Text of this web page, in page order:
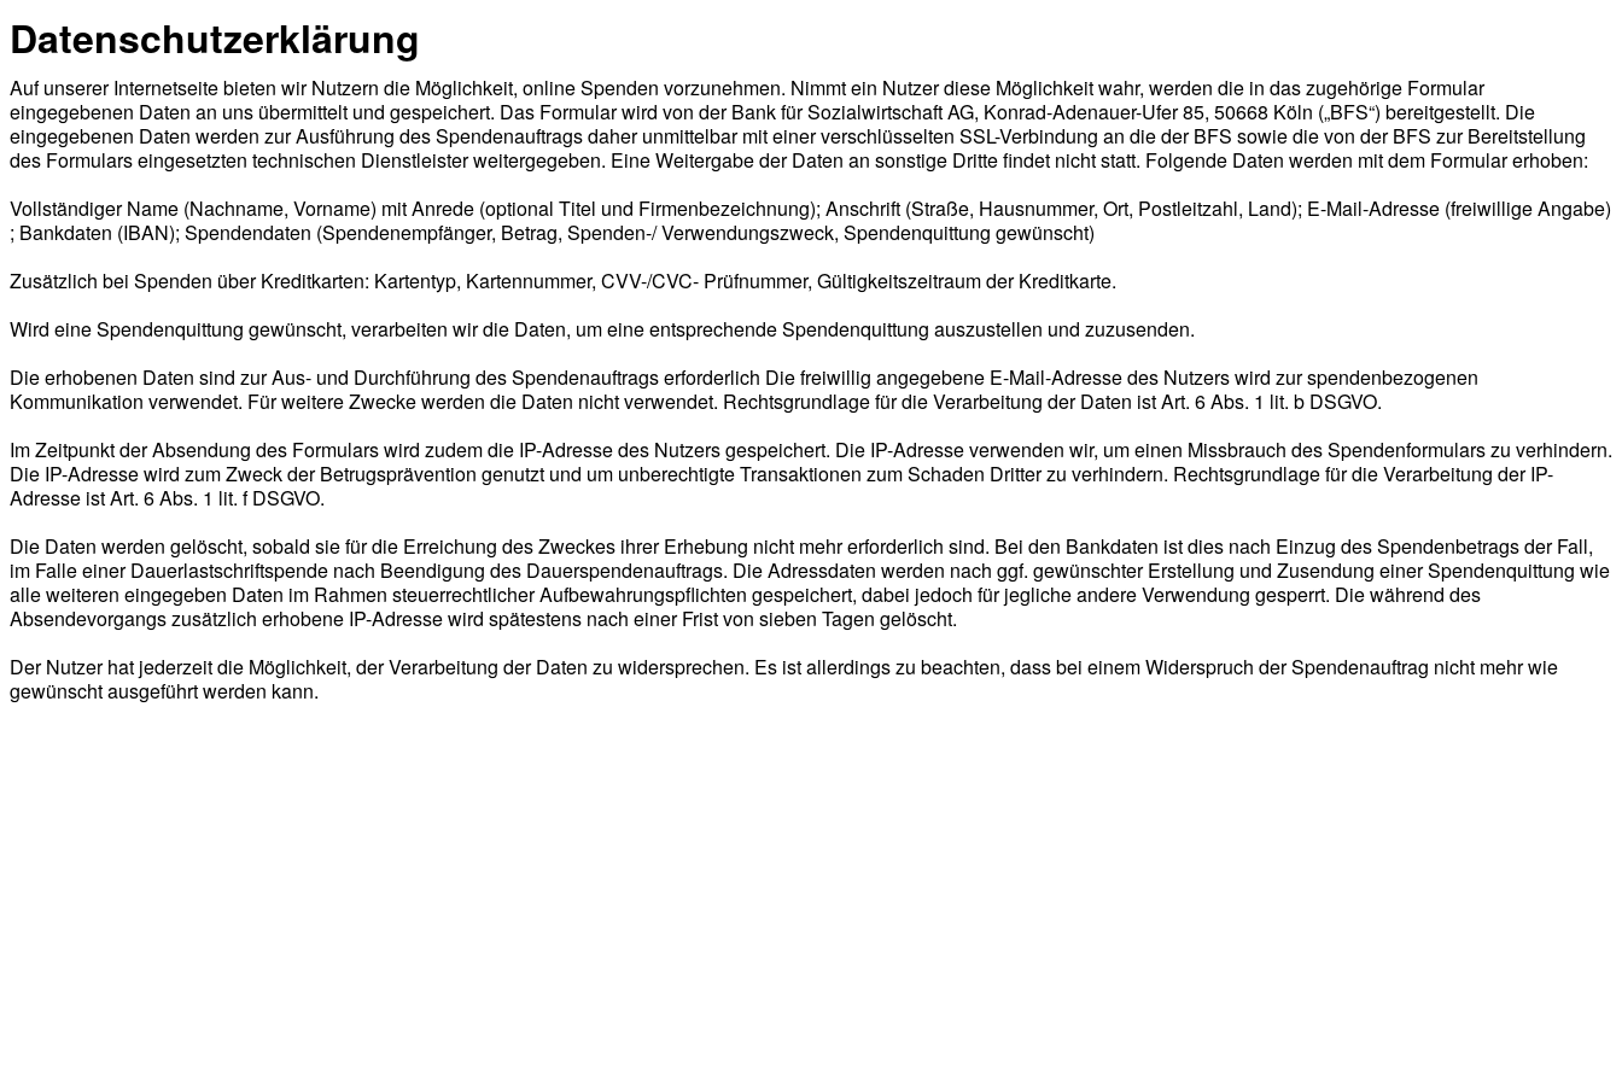
Datenschutzerklärung
Auf unserer Internetseite bieten wir Nutzern die Möglichkeit, online Spenden vorzunehmen. Nimmt ein Nutzer diese Möglichkeit wahr, werden die in das zugehörige Formular
eingegebenen Daten an uns übermittelt und gespeichert. Das Formular wird von der Bank für Sozialwirtschaft AG, Konrad-Adenauer-Ufer 85, 50668 Köln („BFS“) bereitgestellt. Die
eingegebenen Daten werden zur Ausführung des Spendenauftrags daher unmittelbar mit einer verschlüsselten SSL-Verbindung an die der BFS sowie die von der BFS zur Bereitstellung
des Formulars eingesetzten technischen Dienstleister weitergegeben. Eine Weitergabe der Daten an sonstige Dritte findet nicht statt. Folgende Daten werden mit dem Formular erhoben:
Vollständiger Name (Nachname, Vorname) mit Anrede (optional Titel und Firmenbezeichnung); Anschrift (Straße, Hausnummer, Ort, Postleitzahl, Land); E-Mail-Adresse (freiwillige Angabe)
; Bankdaten (IBAN); Spendendaten (Spendenempfänger, Betrag, Spenden-/ Verwendungszweck, Spendenquittung gewünscht)
Zusätzlich bei Spenden über Kreditkarten: Kartentyp, Kartennummer, CVV-/CVC- Prüfnummer, Gültigkeitszeitraum der Kreditkarte.
Wird eine Spendenquittung gewünscht, verarbeiten wir die Daten, um eine entsprechende Spendenquittung auszustellen und zuzusenden.
Die erhobenen Daten sind zur Aus- und Durchführung des Spendenauftrags erforderlich Die freiwillig angegebene E-Mail-Adresse des Nutzers wird zur spendenbezogenen
Kommunikation verwendet. Für weitere Zwecke werden die Daten nicht verwendet. Rechtsgrundlage für die Verarbeitung der Daten ist Art. 6 Abs. 1 lit. b DSGVO.
Im Zeitpunkt der Absendung des Formulars wird zudem die IP-Adresse des Nutzers gespeichert. Die IP-Adresse verwenden wir, um einen Missbrauch des Spendenformulars zu verhindern.
Die IP-Adresse wird zum Zweck der Betrugsprävention genutzt und um unberechtigte Transaktionen zum Schaden Dritter zu verhindern. Rechtsgrundlage für die Verarbeitung der IP-
Adresse ist Art. 6 Abs. 1 lit. f DSGVO.
Die Daten werden gelöscht, sobald sie für die Erreichung des Zweckes ihrer Erhebung nicht mehr erforderlich sind. Bei den Bankdaten ist dies nach Einzug des Spendenbetrags der Fall,
im Falle einer Dauerlastschriftspende nach Beendigung des Dauerspendenauftrags. Die Adressdaten werden nach ggf. gewünschter Erstellung und Zusendung einer Spendenquittung wie
alle weiteren eingegeben Daten im Rahmen steuerrechtlicher Aufbewahrungspflichten gespeichert, dabei jedoch für jegliche andere Verwendung gesperrt. Die während des
Absendevorgangs zusätzlich erhobene IP-Adresse wird spätestens nach einer Frist von sieben Tagen gelöscht.
Der Nutzer hat jederzeit die Möglichkeit, der Verarbeitung der Daten zu widersprechen. Es ist allerdings zu beachten, dass bei einem Widerspruch der Spendenauftrag nicht mehr wie
gewünscht ausgeführt werden kann.